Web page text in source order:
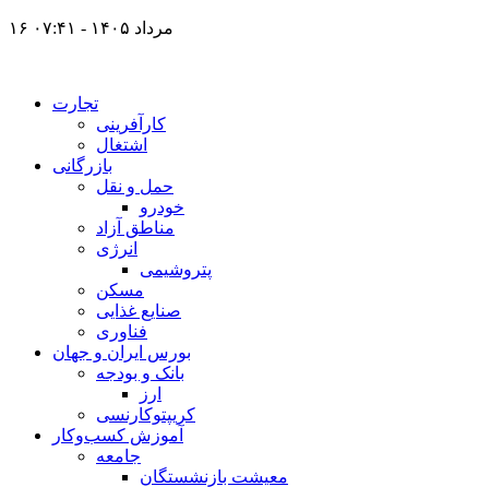
۱۶ مرداد ۱۴۰۵ - ۰۷:۴۱
تجارت
کارآفرینی
اشتغال
بازرگانی
حمل و نقل
خودرو
مناطق آزاد
انرژی
پتروشیمی
مسکن
صنایع غذایی
فناوری
بورس ایران و جهان
بانک و بودجه
ارز
کریپتوکارنسی
آموزش کسب‌وکار
جامعه
معیشت بازنشستگان